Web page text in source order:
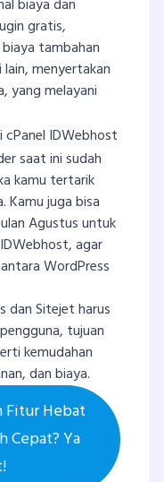
biaya dan
gratis,
tambahan
menyertakan
yang melayani
cPanel IDWebhost
saat ini sudah
kamu tertarik
Kamu juga bisa
Agustus untuk
agar
WordPress
dan Sitejet harus
tujuan
kemudahan
dan biaya.
Fitur Hebat
Cepat? Ya